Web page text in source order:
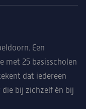
Een
met 25 basisscholen
dat iedereen
die bij zichzelf én bij